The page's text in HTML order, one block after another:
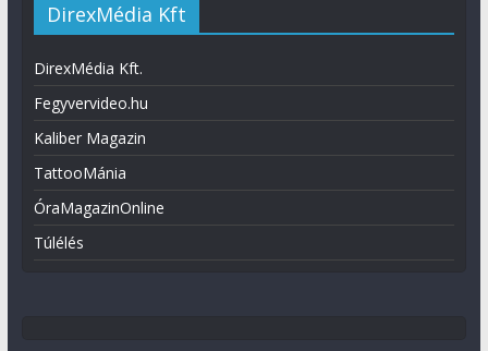
DirexMédia Kft
DirexMédia Kft.
Fegyvervideo.hu
Kaliber Magazin
TattooMánia
ÓraMagazinOnline
Túlélés